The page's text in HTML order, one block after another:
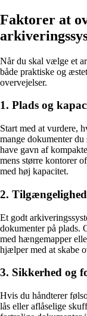
Faktorer at
Når du skal vælge et
både praktiske og
overvejelser.
1. Plads og
Start med at vurdere,
mange dokumenter
have gavn af
mens større kontorer
med høj kapacitet.
2.
Et godt
dokumenter på plads.
med hængemapper
hjælper med at skabe
3. Sikkerhed og
Hvis du håndterer
lås eller aflåselige